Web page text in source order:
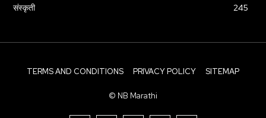
संस्कृती
245
TERMS AND CONDITIONS PRIVACY POLICY SITEMAP
© NB Marathi